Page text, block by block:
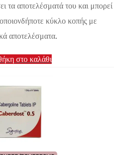
τα αποτελέσματά του και μπορεί
κύκλο κοπής με
αποτελέσματα.
στο καλάθι